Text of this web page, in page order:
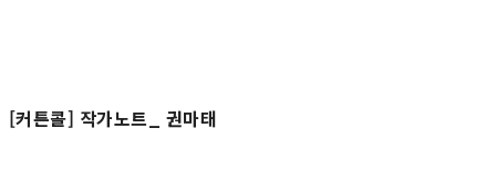
[커튼콜] 작가노트_ 권마태